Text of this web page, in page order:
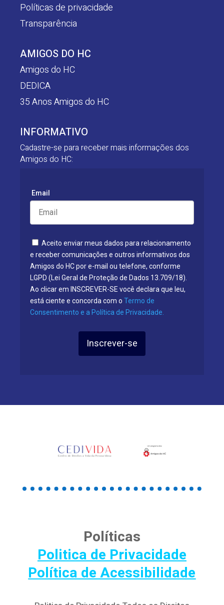
Políticas de privacidade
Transparência
AMIGOS DO HC
Amigos do HC
DEDICA
35 Anos Amigos do HC
INFORMATIVO
Cadastre-se para receber mais informações dos
Amigos do HC:
Email
Aceito enviar meus dados para relacionamento
e receber comunicações e outros informativos dos
Amigos do HC por e-mail ou telefone, conforme
LGPD (Lei Geral de Proteção de Dados 13.709/18).
Ao clicar em INSCREVER-SE você declara que leu,
está ciente e concorda com o Termo de
Consentimento e a Política de Privacidade.
Inscrever-se
Políticas
Politica de Privacidade
Política de Acessibilidade